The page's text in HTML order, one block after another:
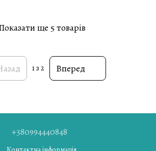
ще 5 товарів
1з 2 Вперед
+380994440848